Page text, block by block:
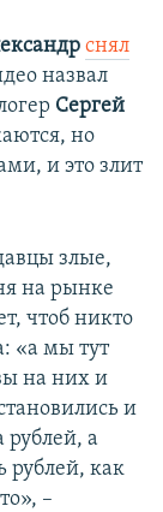
снял
назвал
Сергей
но
и это злит
злые,
на рынке
чтоб никто
«а мы тут
на них и
и
рублей, а
рублей, как
–